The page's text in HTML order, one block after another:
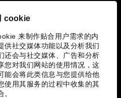
cookie
来制作贴合用户需求的内
供社交媒体功能以及分析我们
还会与社交媒体、广告和分析
您对我们网站的使用情况，这
能会将此类信息与您提供给他
使用其服务的过程中收集的其